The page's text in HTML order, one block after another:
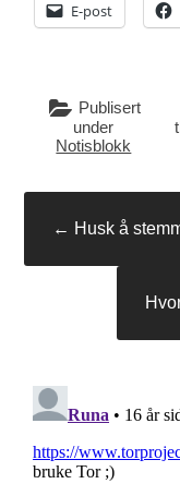
E-post
Publisert
under
Notisblokk
← Husk å